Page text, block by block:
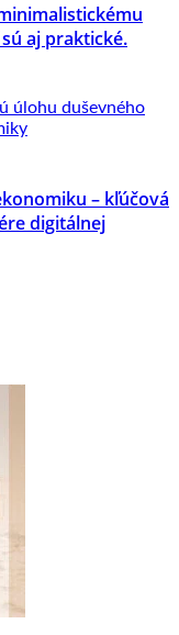
aj praktické.
– kľúčová
digitálnej